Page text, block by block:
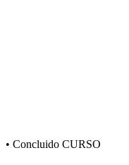
• Concluido CURSO